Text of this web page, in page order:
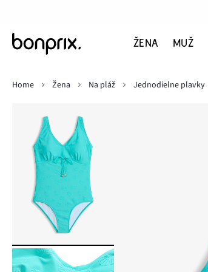
ŽENA MUŽ
Home
Žena Na pláž Jednodielne plavky